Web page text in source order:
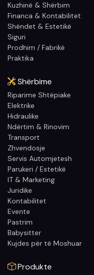
Kuzhinë & Shërbim
Financa & Kontabilitet
Shëndet & Estetikë
Siguri
Prodhim / Fabrikë
Praktika
Shërbime
Riparime Shtëpiake
Elektrike
Hidraulike
Ndërtim & Rinovim
Transport
Zhvendosje
Servis Automjetesh
Parukeri / Estetikë
IT & Marketing
Juridike
Kontabilitet
Evente
Pastrim
Babysitter
Kujdes për të Moshuar
Produkte